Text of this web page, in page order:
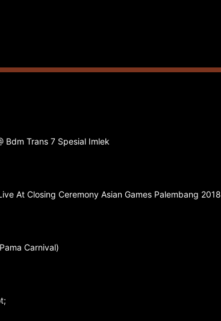
Bdm Trans 7 Spesial Imlek
At Closing Ceremony Asian Games Palembang 2018
Carnival)